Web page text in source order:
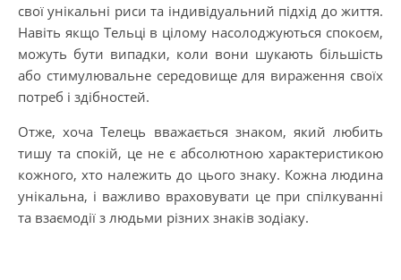
свої унікальні риси та індивідуальний підхід до життя.
Навіть якщо Тельці в цілому насолоджуються спокоєм,
можуть бути випадки, коли вони шукають більшість
або стимулювальне середовище для вираження своїх
потреб і здібностей.
Отже, хоча Телець вважається знаком, який любить
тишу та спокій, це не є абсолютною характеристикою
кожного, хто належить до цього знаку. Кожна людина
унікальна, і важливо враховувати це при спілкуванні
та взаємодії з людьми різних знаків зодіаку.